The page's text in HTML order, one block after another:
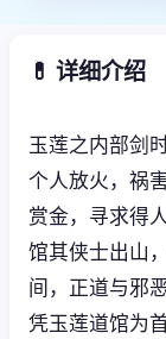
💊 详细介绍
玉莲之内部剑
个人放火，祸
赏金，寻求得
馆其侠士出山
间，正道与邪
凭玉莲道馆为